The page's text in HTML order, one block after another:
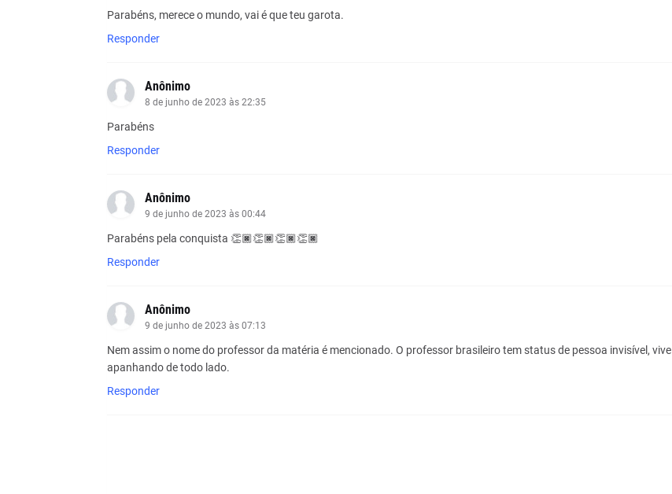
Parabéns, merece o mundo, vai é que teu garota.
Responder
Anônimo
8 de junho de 2023 às 22:35
Parabéns
Responder
Anônimo
9 de junho de 2023 às 00:44
Parabéns pela conquista 👏🏿👏🏿👏🏿👏🏿
Responder
Anônimo
9 de junho de 2023 às 07:13
Nem assim o nome do professor da matéria é mencionado. O professor brasileiro tem status de pessoa invisível, vive
apanhando de todo lado.
Responder